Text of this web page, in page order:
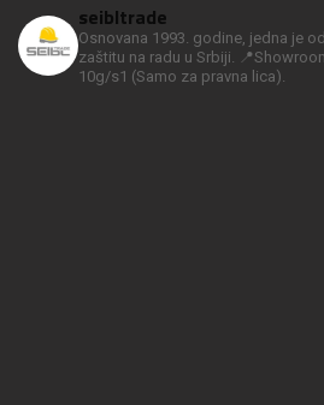
seibltrade
Osnovana 1993. godine, jedna je
zaštitu na radu u Srbiji.
10g/s1 (Samo za pravna lica).